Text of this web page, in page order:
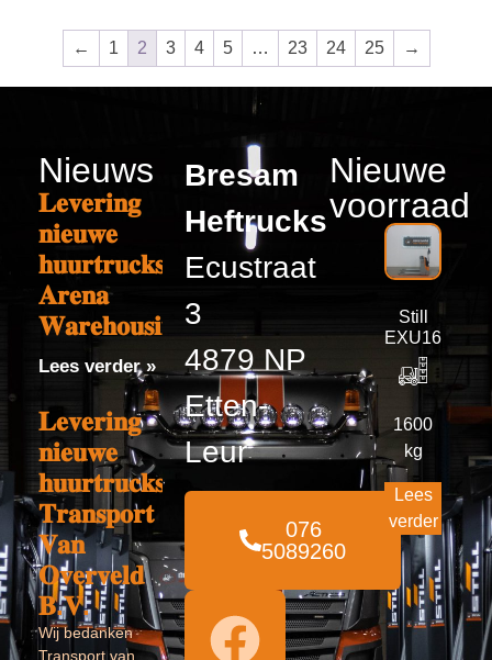
← 1 2 3 4 5 … 23 24 25 →
Nieuws
𝐋𝐞𝐯𝐞𝐫𝐢𝐧𝐠
𝐧𝐢𝐞𝐮𝐰𝐞
𝐡𝐮𝐮𝐫𝐭𝐫𝐮𝐜𝐤𝐬
𝐀𝐫𝐞𝐧𝐚
𝐖𝐚𝐫𝐞𝐡𝐨𝐮𝐬𝐢𝐧𝐠
Lees verder »
𝐋𝐞𝐯𝐞𝐫𝐢𝐧𝐠
𝐧𝐢𝐞𝐮𝐰𝐞
𝐡𝐮𝐮𝐫𝐭𝐫𝐮𝐜𝐤𝐬
𝐓𝐫𝐚𝐧𝐬𝐩𝐨𝐫𝐭
𝐕𝐚𝐧
𝐎𝐯𝐞𝐫𝐯𝐞𝐥𝐝
𝐁.𝐕.
Wij bedanken
Transport van
Bresam
Heftrucks
Ecustraat
3
4879 NP
Etten-
Leur
076
5089260
Nieuwe
voorraad
Still
EXU16
1600
kg
Lees
verder